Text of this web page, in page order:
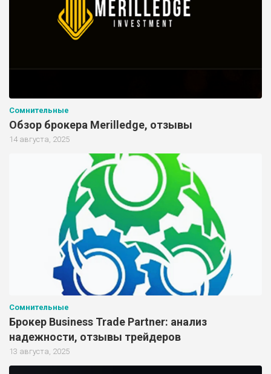
Сомнительные
Обзор брокера Merilledge, отзывы
14 августа, 2025
Сомнительные
Брокер Business Trade Partner: анализ
надежности, отзывы трейдеров
13 августа, 2025